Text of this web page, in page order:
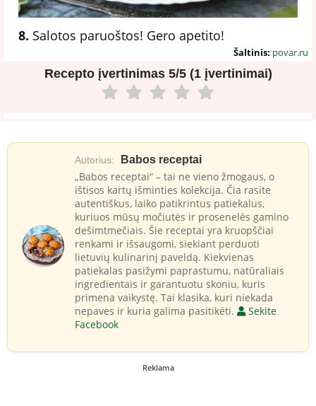
8. Salotos paruoštos! Gero apetito!
Šaltinis: povar.ru
Recepto įvertinimas 5/5 (1 įvertinimai)
Autorius: Babos receptai
„Babos receptai“ – tai ne vieno žmogaus, o
ištisos kartų išminties kolekcija. Čia rasite
autentiškus, laiko patikrintus patiekalus,
kuriuos mūsų močiutės ir prosenelės gamino
dešimtmečiais. Šie receptai yra kruopščiai
renkami ir išsaugomi, siekiant perduoti
lietuvių kulinarinį paveldą. Kiekvienas
patiekalas pasižymi paprastumu, natūraliais
ingredientais ir garantuotu skoniu, kuris
primena vaikystę. Tai klasika, kuri niekada
nepaves ir kuria galima pasitikėti.
Sekite
Facebook
Reklama